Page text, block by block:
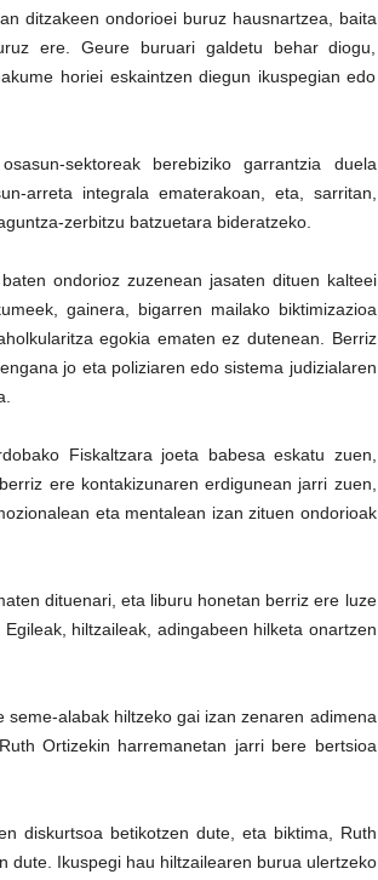
ditzakeen ondorioei buruz hausnartzea, baita
ere. Geure buruari galdetu behar diogu,
horiei eskaintzen diegun ikuspegian edo
sektoreak berebiziko garrantzia duela
arreta integrala ematerakoan, eta, sarritan,
zerbitzu batzuetara bideratzeko.
ondorioz zuzenean jasaten dituen kalteei
gainera, bigarren mailako biktimizazioa
egokia ematen ez dutenean. Berriz
jo eta poliziaren edo sistema judizialaren
Fiskaltzara joeta babesa eskatu zuen,
ere kontakizunaren erdigunean jarri zuen,
eta mentalean izan zituen ondorioak
dituenari, eta liburu honetan berriz ere luze
hiltzaileak, adingabeen hilketa onartzen
alabak hiltzeko gai izan zenaren adimena
Ortizekin harremanetan jarri bere bertsioa
diskurtsoa betikotzen dute, eta biktima, Ruth
dute. Ikuspegi hau hiltzailearen burua ulertzeko